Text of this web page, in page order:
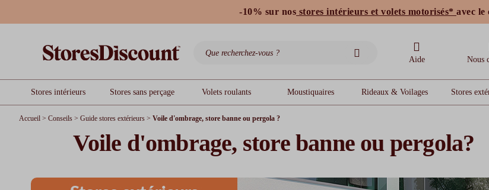
-10% sur nos stores intérieurs et volets motorisés* avec le
stores bannes
Aide Nous
Stores intérieurs Stores sans perçage Volets roulants Moustiquaires Rideaux & Voilages Stores
Accueil > Conseils > Guide stores extérieurs > Voile d'ombrage, store banne ou pergola ?
Voile d'ombrage, store banne ou pergola?